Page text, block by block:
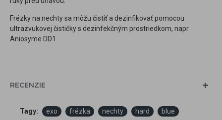
Frézky na nechty sa môžu čistiť a dezinfikovať pomocou
ultrazvukovej čističky s dezinfekčným prostriedkom, napr.
Aniosyme DD1.
RECENZIE
Tagy: exo frézka nechty hard
blue